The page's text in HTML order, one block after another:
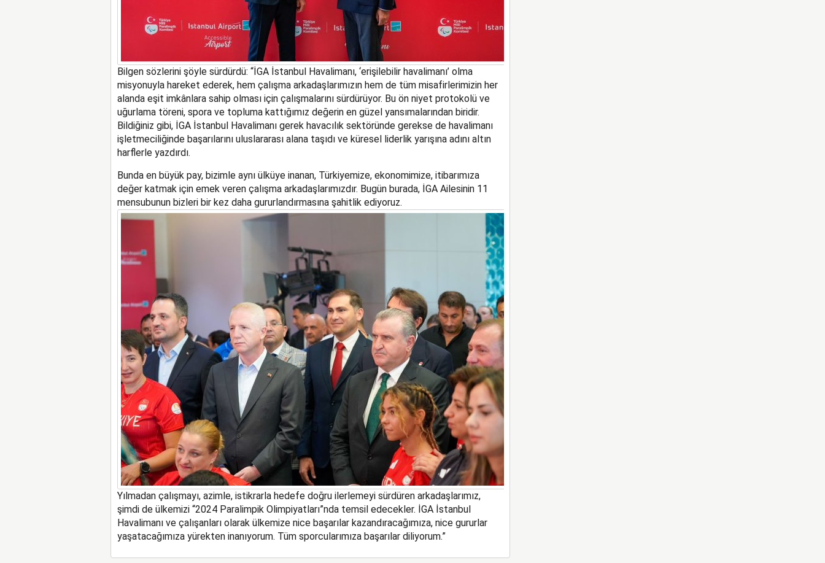
Bilgen sözlerini şöyle sürdürdü: “İGA İstanbul Havalimanı, ‘erişilebilir havalimanı’olma
misyonuyla hareket ederek, hem çalışma arkadaşlarımızın hem de tüm misafirlerimizin her
alanda eşit imkânlara sahip olması için çalışmalarını sürdürüyor. Bu ön niyet protokolü ve
uğurlama töreni, spora ve topluma kattığımız değerin en güzel yansımalarından biridir.
Bildiğiniz gibi, İGA İstanbul Havalimanı gerek havacılık sektöründe gerekse de havalimanı
işletmeciliğinde başarılarını uluslararası alana taşıdı ve küresel liderlik yarışına adını altın
harflerle yazdırdı.
Bunda en büyük pay, bizimle aynı ülküye inanan, Türkiyemize, ekonomimize, itibarımıza
değer katmak için emek veren çalışma arkadaşlarımızdır. Bugün burada, İGA Ailesinin 11
mensubunun bizleri bir kez daha gururlandırmasına şahitlik ediyoruz.
Yılmadan çalışmayı, azimle, istikrarla hedefe doğru ilerlemeyi sürdüren arkadaşlarımız,
şimdi de ülkemizi “2024 Paralimpik Olimpiyatları”nda temsil edecekler. İGA İstanbul
Havalimanı ve çalışanları olarak ülkemize nice başarılar kazandıracağımıza, nice gururlar
yaşatacağımıza yürekten inanıyorum. Tüm sporcularımıza başarılar diliyorum.”